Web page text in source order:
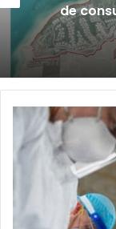
de
Baja
tasa
de